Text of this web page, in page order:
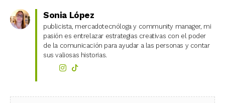
Sonia López
publicista, mercadotecnóloga y community manager, mi
pasión es entrelazar estrategias creativas con el poder
de la comunicación para ayudar a las personas y contar
sus valiosas historias.